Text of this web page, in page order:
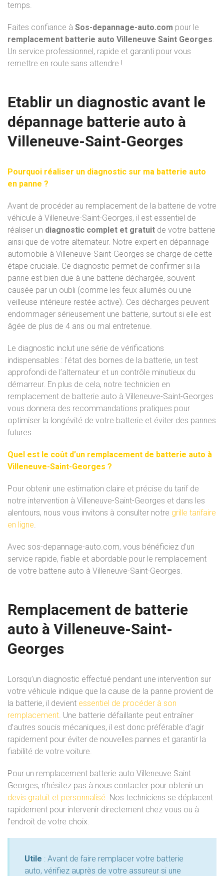
temps.
Faites confiance à Sos-depannage-auto.com pour le
remplacement batterie auto Villeneuve Saint Georges
Un service professionnel, rapide et garanti pour vous
remettre en route sans attendre !
Etablir un diagnostic avant le
dépannage batterie auto à
Villeneuve-Saint-Georges
Pourquoi réaliser un diagnostic sur ma batterie auto
en panne ?
Avant de procéder au remplacement de la batterie de votre
véhicule à Villeneuve-Saint-Georges, il est essentiel de
réaliser un diagnostic complet et gratuit de votre batterie
ainsi que de votre alternateur. Notre expert en dépannage
automobile à Villeneuve-Saint-Georges se charge de cette
étape cruciale. Ce diagnostic permet de confirmer si la
panne est bien due à une batterie déchargée, souvent
causée par un oubli (comme les feux allumés ou une
veilleuse intérieure restée active). Ces décharges peuvent
endommager sérieusement une batterie, surtout si elle est
âgée de plus de 4 ans ou mal entretenue.
Le diagnostic inclut une série de vérifications
indispensables : l’état des bornes de la batterie, un test
approfondi de l’alternateur et un contrôle minutieux du
démarreur. En plus de cela, notre technicien en
remplacement de batterie auto à Villeneuve-Saint-Georges
vous donnera des recommandations pratiques pour
optimiser la longévité de votre batterie et éviter des pannes
futures.
Quel est le coût d’un remplacement de batterie auto à
Villeneuve-Saint-Georges ?
Pour obtenir une estimation claire et précise du tarif de
notre intervention à Villeneuve-Saint-Georges et dans les
alentours, nous vous invitons à consulter notre grille tarifaire
en ligne
Avec sos-depannage-auto.com, vous bénéficiez d’un
service rapide, fiable et abordable pour le remplacement
de votre batterie auto à Villeneuve-Saint-Georges.
Remplacement de batterie
auto à Villeneuve-Saint-
Georges
Lorsqu’un diagnostic effectué pendant une intervention sur
votre véhicule indique que la cause de la panne provient de
la batterie, il devient essentiel de procéder à son
remplacement . Une batterie défaillante peut entraîner
d’autres soucis mécaniques, il est donc préférable d’agir
rapidement pour éviter de nouvelles pannes et garantir la
fiabilité de votre voiture.
Pour un remplacement batterie auto Villeneuve Saint
Georges, n’hésitez pas à nous contacter pour obtenir un
devis gratuit et personnalisé. Nos techniciens se déplacent
rapidement pour intervenir directement chez vous ou à
l’endroit de votre choix.
Utile : Avant de faire remplacer votre batterie
auto, vérifiez auprès de votre assureur si une